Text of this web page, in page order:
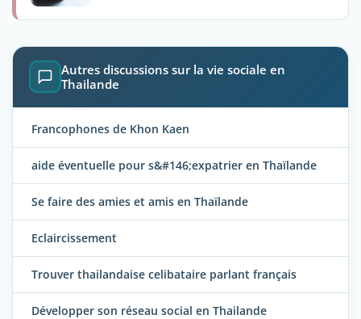
Autres discussions sur la vie sociale en
Thailande
Francophones de Khon Kaen
aide éventuelle pour s&#146;expatrier en Thaïlande
Se faire des amies et amis en Thaïlande
Eclaircissement
Trouver thailandaise celibataire parlant français
Développer son réseau social en Thailande